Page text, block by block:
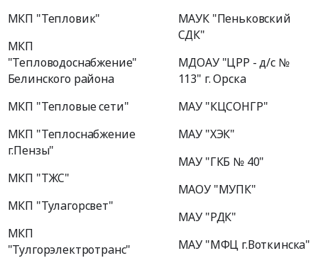
МКП "Тепловик"
МКП
"Тепловодоснабжение"
Белинского района
МКП "Тепловые сети"
МКП "Теплоснабжение
г.Пензы"
МКП "ТЖС"
МКП "Тулагорсвет"
МКП
"Тулгорэлектротранс"
МАУК "Пеньковский
СДК"
МДОАУ "ЦРР - д/с №
113" г. Орска
МАУ "КЦСОНГР"
МАУ "ХЭК"
МАУ "ГКБ № 40"
МАОУ "МУПК"
МАУ "РДК"
МАУ "МФЦ г.Воткинска"